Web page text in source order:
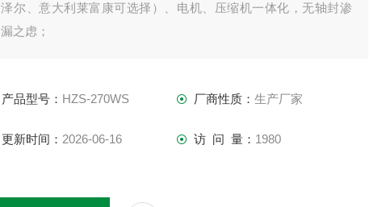
泽尔、意大利莱富康可选择）、电机、压缩机一体化，无轴封渗
漏之虑；
c、双台压缩机或以上采用多制冷回路，其中一个回路须检修保养
产品型号： HZS-270WS 厂商性质： 生产厂家
更新时间： 2026-06-16 访 问 量： 1980